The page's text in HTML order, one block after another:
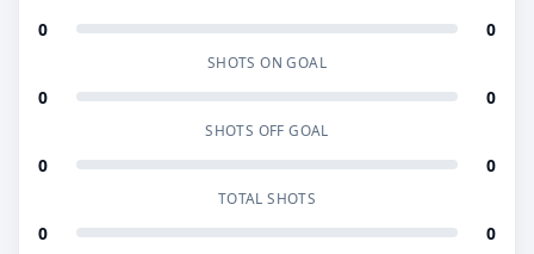
0 0
SHOTS ON GOAL
0 0
SHOTS OFF GOAL
0 0
TOTAL SHOTS
0 0